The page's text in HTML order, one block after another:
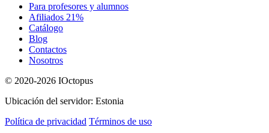
Para profesores y alumnos
Afiliados 21%
Catálogo
Blog
Contactos
Nosotros
© 2020-2026 IOctopus
Ubicación del servidor: Estonia
Política de privacidad Términos de uso